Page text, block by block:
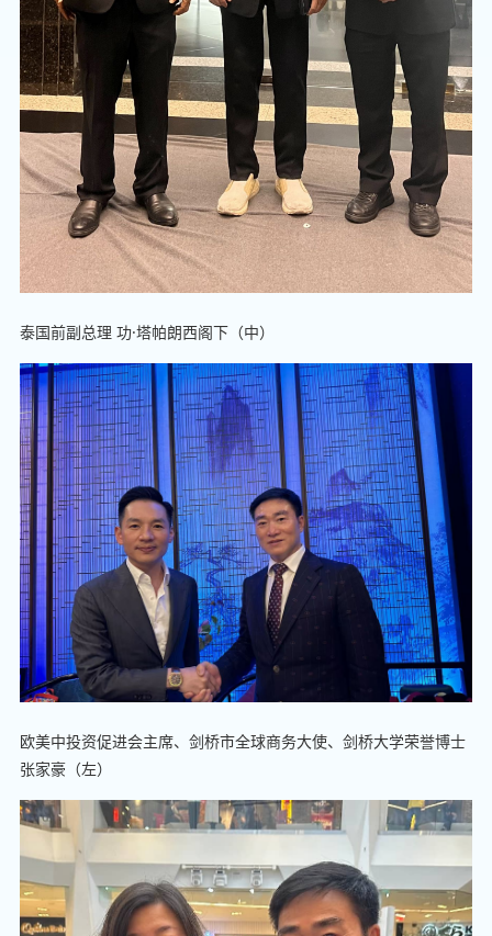
泰国前副总理 功·塔帕朗西阁下（中）
欧美中投资促进会主席、剑桥市全球商务大使、剑桥大学荣誉博士
张家豪（左）